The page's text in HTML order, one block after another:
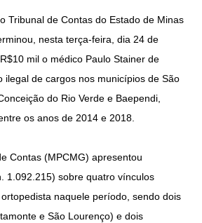
Tribunal de Contas do Estado de Minas
nesta terça-feira, dia 24 de
mil o médico Paulo Stainer de
ilegal de cargos nos municípios de São
do Rio Verde e Baependi,
os anos de 2014 e 2018.
Contas (MPCMG) apresentou
1.092.215) sobre quatro vínculos
naquele período, sendo dois
e São Lourenço) e dois